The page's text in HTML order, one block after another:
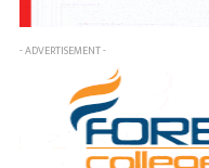
- ADVERTISEMENT -